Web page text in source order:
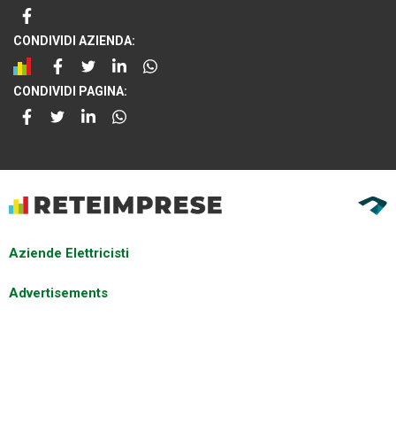
CONDIVIDI AZIENDA:
CONDIVIDI PAGINA:
Aziende Elettricisti
Advertisements